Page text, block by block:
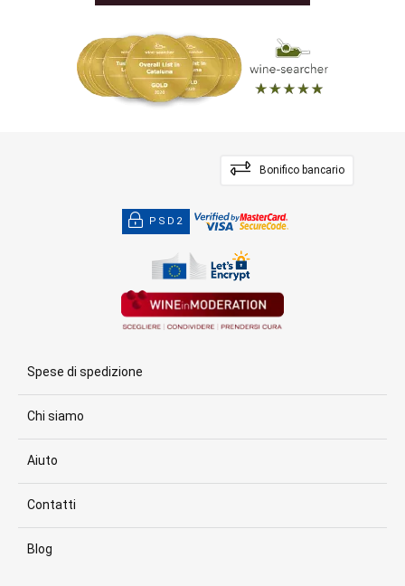
Bonifico bancario
PSD2
Spese di spedizione
Chi siamo
Aiuto
Contatti
Blog